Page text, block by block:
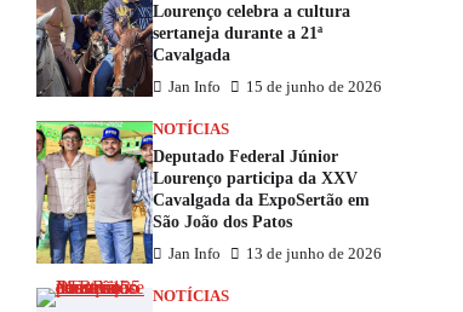
Lourenço celebra a cultura
sertaneja durante a 21ª
Cavalgada
Jan Info 15 de junho de 2026
NOTÍCIAS
Deputado Federal Júnior
Lourenço participa da XXV
Cavalgada da ExpoSertão em
São João dos Patos
Jan Info 13 de junho de 2026
NOTÍCIAS